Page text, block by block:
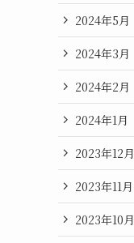
2024年5月
2024年3月
2024年2月
2024年1月
2023年12月
2023年11月
2023年10月